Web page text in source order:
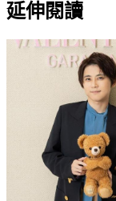
延伸閱讀